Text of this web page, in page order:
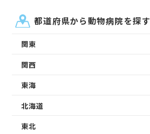
都道府県から動物病院を探す
関東
関西
東海
北海道
東北